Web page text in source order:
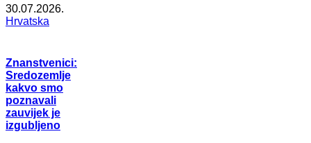
30.07.2026.
Hrvatska
Znanstvenici:
Sredozemlje
kakvo smo
poznavali
zauvijek je
izgubljeno